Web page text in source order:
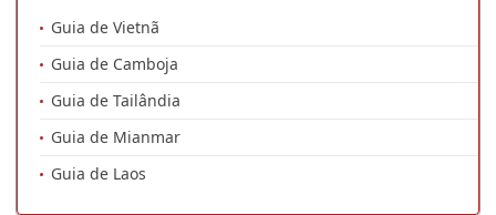
Guia de Vietnã
Guia de Camboja
Guia de Tailândia
Guia de Mianmar
Guia de Laos